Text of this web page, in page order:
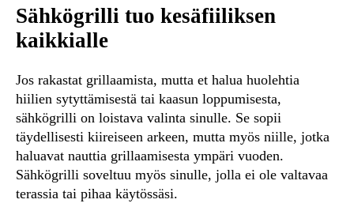
Sähkögrilli tuo kesäfiiliksen
kaikkialle
Jos rakastat grillaamista, mutta et halua huolehtia
hiilien sytyttämisestä tai kaasun loppumisesta,
sähkögrilli on loistava valinta sinulle. Se sopii
täydellisesti kiireiseen arkeen, mutta myös niille, jotka
haluavat nauttia grillaamisesta ympäri vuoden.
Sähkögrilli soveltuu myös sinulle, jolla ei ole valtavaa
terassia tai pihaa käytössäsi.